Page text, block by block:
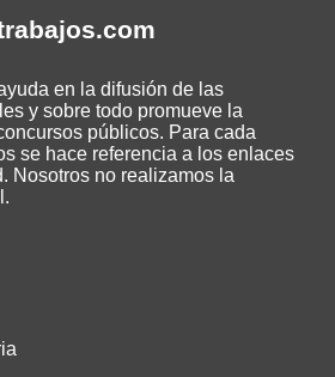
.com
en la difusión de las
y sobre todo promueve la
públicos. Para cada
se hace referencia a los enlaces
Nosotros no realizamos la